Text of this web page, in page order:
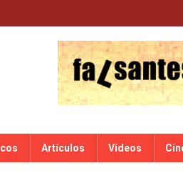
Artículos Vídeos